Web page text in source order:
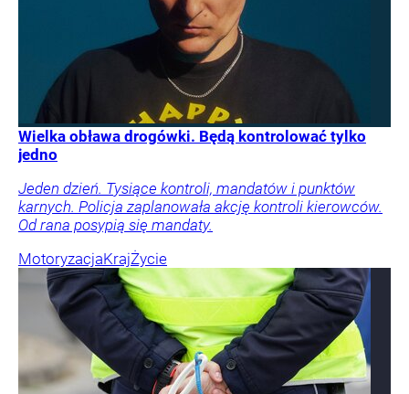
Wielka obława drogówki. Będą kontrolować tylko
jedno
Jeden dzień. Tysiące kontroli, mandatów i punktów
karnych. Policja zaplanowała akcję kontroli kierowców.
Od rana posypią się mandaty.
MotoryzacjaKrajŻycie